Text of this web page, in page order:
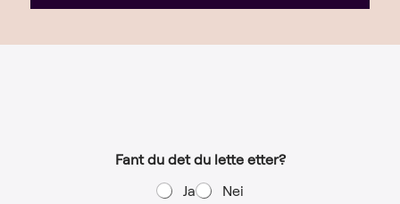
Fant du det du lette etter?
Ja
Nei